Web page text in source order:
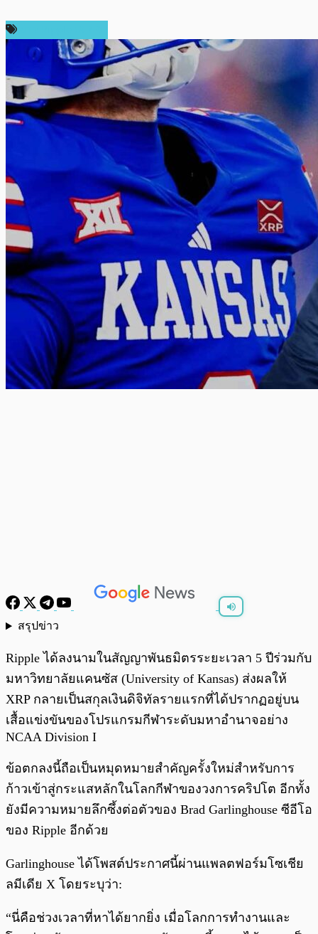
สรุปข่าว
Ripple ได้ลงนามในสัญญาพันธมิตรระยะเวลา 5 ปีร่วมกับ
มหาวิทยาลัยแคนซัส (University of Kansas) ส่งผลให้
XRP กลายเป็นสกุลเงินดิจิทัลรายแรกที่ได้ปรากฏอยู่บน
เสื้อแข่งขันของโปรแกรมกีฬาระดับมหาอำนาจอย่าง
NCAA Division I
ข้อตกลงนี้ถือเป็นหมุดหมายสำคัญครั้งใหม่สำหรับการ
ก้าวเข้าสู่กระแสหลักในโลกกีฬาของวงการคริปโต อีกทั้ง
ยังมีความหมายลึกซึ้งต่อตัวของ Brad Garlinghouse ซีอีโอ
ของ Ripple อีกด้วย
Garlinghouse ได้โพสต์ประกาศนี้ผ่านแพลตฟอร์มโซเชีย
ลมีเดีย X โดยระบุว่า:
“นี่คือช่วงเวลาที่หาได้ยากยิ่ง เมื่อโลกการทำงานและ